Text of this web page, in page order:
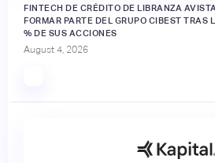
FINTECH DE CRÉDITO DE LIBRANZA
FORMAR PARTE DEL GRUPO CIBEST
% DE SUS ACCIONES
August 4, 2026